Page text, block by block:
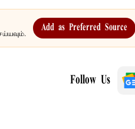
Add as Preferred Source
Follow Us